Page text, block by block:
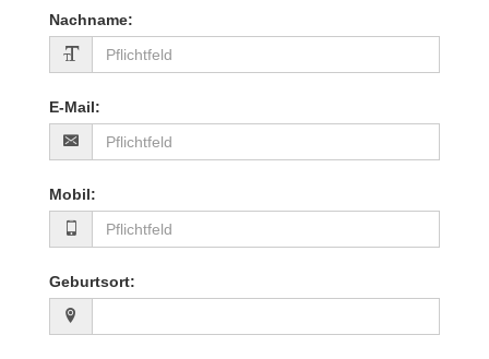
Nachname:
E-Mail:
Mobil:
Geburtsort: